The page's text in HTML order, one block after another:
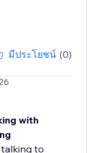
มีประโยชน์ (0)
with
to